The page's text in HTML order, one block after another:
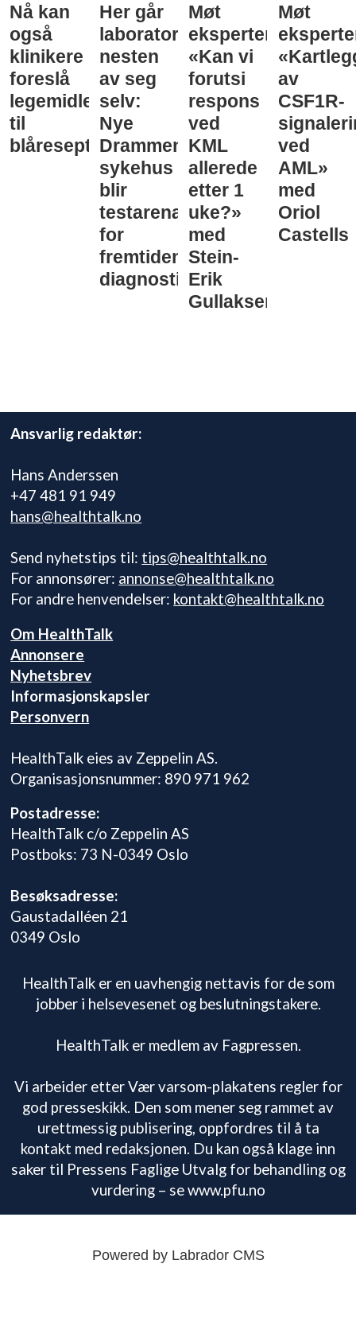
Nå kan
også
klinikere
foreslå
legemidler
til
blåreseptvurdering
Her går
laboratorieprøvene
nesten
av seg
selv:
Nye
Drammen
sykehus
blir
testarena
for
fremtidens
diagnostikk
Møt
eksperten:
«Kan vi
forutsi
respons
ved
KML
allerede
etter 1
uke?»
med
Stein-
Erik
Gullaksen
Møt
av
CSF1R-
ved
AML»
med
Oriol
Castells
Ansvarlig redaktør:
Hans Anderssen
+47 481 91 949
hans@healthtalk.no
Send nyhetstips til: tips@healthtalk.no
For annonsører: annonse@healthtalk.no
For andre henvendelser: kontakt@healthtalk.no
Om HealthTalk
Annonsere
Nyhetsbrev
Informasjonskapsler
Personvern
HealthTalk eies av Zeppelin AS.
Organisasjonsnummer: 890 971 962
Postadresse:
HealthTalk c/o Zeppelin AS
Postboks: 73 N-0349 Oslo
Besøksadresse:
Gaustadalléen 21
0349 Oslo
HealthTalk er en uavhengig nettavis for de som
jobber i helsevesenet og beslutningstakere.
HealthTalk er medlem av Fagpressen.
Vi arbeider etter Vær varsom-plakatens regler for
god presseskikk. Den som mener seg rammet av
urettmessig publisering, oppfordres til å ta
kontakt med redaksjonen. Du kan også klage inn
saker til Pressens Faglige Utvalg for behandling og
vurdering – se www.pfu.no
Powered by Labrador CMS